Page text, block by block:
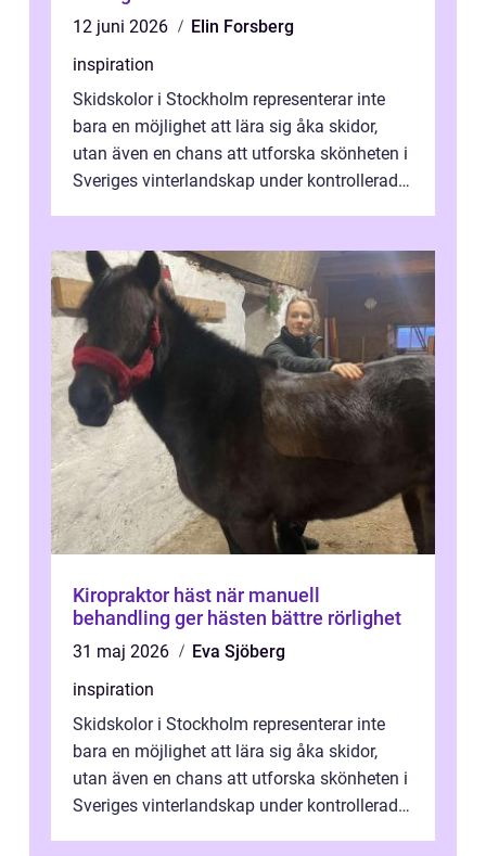
12 juni 2026
Elin Forsberg
inspiration
Skidskolor i Stockholm representerar inte
bara en möjlighet att lära sig åka skidor,
utan även en chans att utforska skönheten i
Sveriges vinterlandskap under kontrollerade
Kiropraktor häst när manuell
behandling ger hästen bättre rörlighet
31 maj 2026
Eva Sjöberg
inspiration
Skidskolor i Stockholm representerar inte
bara en möjlighet att lära sig åka skidor,
utan även en chans att utforska skönheten i
Sveriges vinterlandskap under kontrollerade